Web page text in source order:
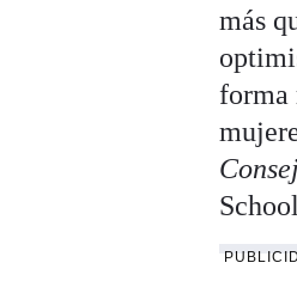
más
forma